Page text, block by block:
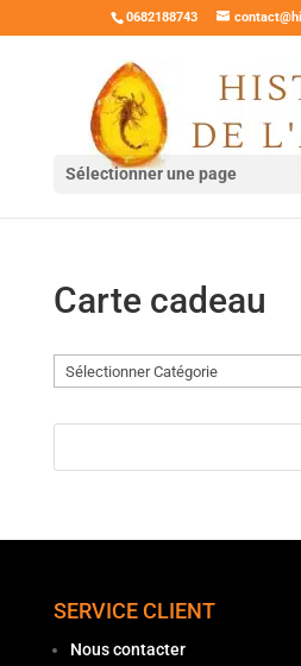
0682188743
Sélectionner une page
Carte cadeau
Catégories
SERVICE CLIENT
Nous contacter